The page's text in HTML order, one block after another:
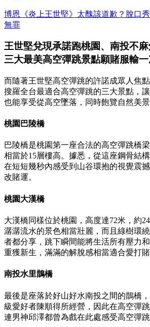
博恩《炎上王世堅》太醜該道歉？脫口
無罪
王世堅兌現承諾跑桃園、南投不
三大最美高空彈跳景點願賭服輸
而隨著王世堅高空彈跳的許諾成眾人焦
搜羅全台最適合高空彈跳的三大景點，
也能享受從高空墜落，同時飽覽自然美景
桃園巴陵橋
巴陵橋是桃園第一座合法的高空彈跳橋
相當於15層樓高。據悉，從這座鋼骨結
在短短幾秒內感受到山谷環抱的視覺震
改賭運。
桃園大漢橋
大漢橋同樣位於桃園，高度達72米，約
潺潺流水的景色相當壯麗，而且綠樹環
者都分享，跳下瞬間能將生活所有壓力
重獲新生，滿滿的解脫感相當適合愛打賭
南投水里鵲橋
最後是座落於好山好水南投之間的鵲橋
級愛好者陳順得所經營，因此在高空彈
連男神邱澤都曾為戲在此處感受高空彈跳